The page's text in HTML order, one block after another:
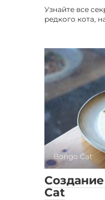
Узнайте все
редкого кота,
Bongo Cat
Cat